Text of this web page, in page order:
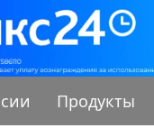
Продукты